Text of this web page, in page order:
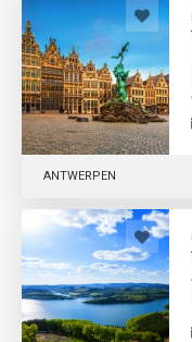
ANTWERPEN